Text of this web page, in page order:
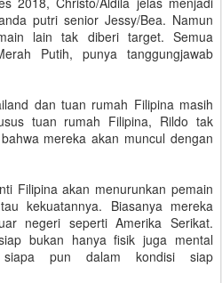
putri senior Jessy/Bea. Namun
lain tak diberi target. Semua
Putih, punya tanggungjawab
dan tuan rumah Filipina masih
tuan rumah Filipina, Rildo tak
mereka akan muncul dengan
Filipina akan menurunkan pemain
kekuatannya. Biasanya mereka
negeri seperti Amerika Serikat.
bukan hanya fisik juga mental
pun dalam kondisi siap